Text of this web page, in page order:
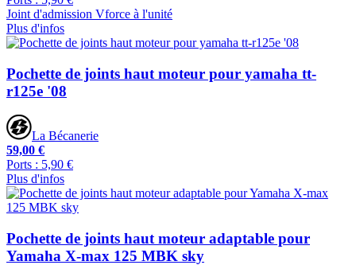
Joint d'admission Vforce à l'unité
Plus d'infos
Pochette de joints haut moteur pour yamaha tt-
r125e '08
La Bécanerie
59,00 €
Ports : 5,90 €
Plus d'infos
Pochette de joints haut moteur adaptable pour
Yamaha X-max 125 MBK sky